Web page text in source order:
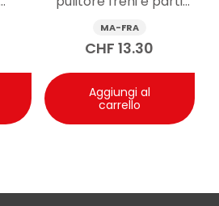
quantità usare?
protezione, ma la quantità non
modo proporzionale: meno è
asciutti e puliti. Un eccesso può
superficie con rischio di aloni; se
un altro panno asciutto per
meccaniche 500 ml
MA-FRA
CHF 13.30
Aggiungi al
carrello